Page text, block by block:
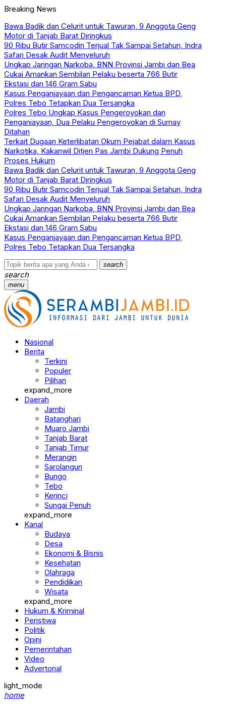
Breaking News
Bawa Badik dan Celurit untuk Tawuran, 9 Anggota Geng
Motor di Tanjab Barat Diringkus
90 Ribu Butir Samcodin Terjual Tak Sampai Setahun, Indra
Safari Desak Audit Menyeluruh
Ungkap Jaringan Narkoba, BNN Provinsi Jambi dan Bea
Cukai Amankan Sembilan Pelaku beserta 766 Butir
Ekstasi dan 146 Gram Sabu
Kasus Penganiayaan dan Pengancaman Ketua BPD,
Polres Tebo Tetapkan Dua Tersangka
Polres Tebo Ungkap Kasus Pengeroyokan dan
Penganiayaan, Dua Pelaku Pengeroyokan di Sumay
Ditahan
Terkait Dugaan Keterlibatan Okum Pejabat dalam Kasus
Narkotika, Kakanwil Ditjen Pas Jambi Dukung Penuh
Proses Hukum
Bawa Badik dan Celurit untuk Tawuran, 9 Anggota Geng
Motor di Tanjab Barat Diringkus
90 Ribu Butir Samcodin Terjual Tak Sampai Setahun, Indra
Safari Desak Audit Menyeluruh
Ungkap Jaringan Narkoba, BNN Provinsi Jambi dan Bea
Cukai Amankan Sembilan Pelaku beserta 766 Butir
Ekstasi dan 146 Gram Sabu
Kasus Penganiayaan dan Pengancaman Ketua BPD,
Polres Tebo Tetapkan Dua Tersangka
search
search
menu
Nasional
Berita
Terkini
Populer
Pilihan
expand_more
Daerah
Jambi
Batanghari
Muaro Jambi
Tanjab Barat
Tanjab Timur
Merangin
Sarolangun
Bungo
Tebo
Kerinci
Sungai Penuh
expand_more
Kanal
Budaya
Desa
Ekonomi & Bisnis
Kesehatan
Olahraga
Pendidikan
Wisata
expand_more
Hukum & Kriminal
Peristiwa
Politik
Opini
Pemerintahan
Video
Advertorial
light_mode
home